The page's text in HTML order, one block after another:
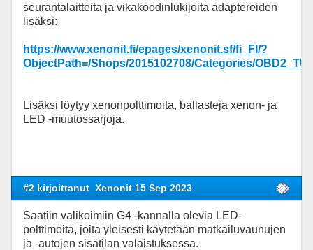
seurantalaitteita ja vikakoodinlukijoita adaptereiden
lisäksi:
https://www.xenonit.fi/epages/xenonit.sf/fi_FI/?
ObjectPath=/Shops/2015102708/Categories/
Lisäksi löytyy xenonpolttimoita, ballasteja xenon- ja
LED -muutossarjoja.
#2 kirjoittanut Xenonit 15 Sep 2023
Saatiin valikoimiin G4 -kannalla olevia LED-
polttimoita, joita yleisesti käytetään matkailuvaunujen
ja -autojen sisätilan valaistuksessa.